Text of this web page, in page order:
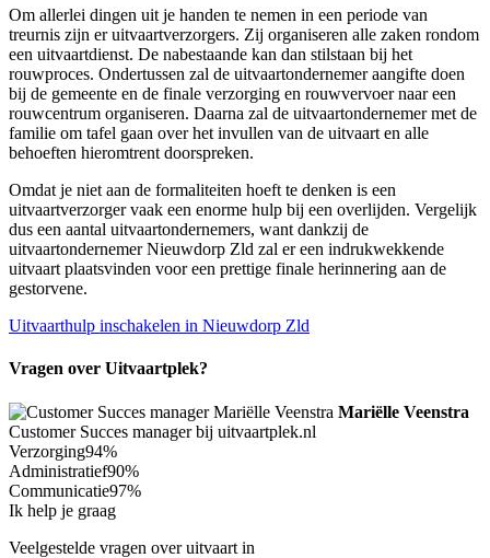
Om allerlei dingen uit je handen te nemen in een periode van
treurnis zijn er uitvaartverzorgers. Zij organiseren alle zaken rondom
een uitvaartdienst. De nabestaande kan dan stilstaan bij het
rouwproces. Ondertussen zal de uitvaartondernemer aangifte doen
bij de gemeente en de finale verzorging en rouwvervoer naar een
rouwcentrum organiseren. Daarna zal de uitvaartondernemer met de
familie om tafel gaan over het invullen van de uitvaart en alle
behoeften hieromtrent doorspreken.
Omdat je niet aan de formaliteiten hoeft te denken is een
uitvaartverzorger vaak een enorme hulp bij een overlijden. Vergelijk
dus een aantal uitvaartondernemers, want dankzij de
uitvaartondernemer Nieuwdorp Zld zal er een indrukwekkende
uitvaart plaatsvinden voor een prettige finale herinnering aan de
gestorvene.
Uitvaarthulp inschakelen in Nieuwdorp Zld
Vragen over Uitvaartplek?
Mariëlle Veenstra
Customer Succes manager bij uitvaartplek.nl
Verzorging94%
Administratief90%
Communicatie97%
Ik help je graag
Veelgestelde vragen over uitvaart in